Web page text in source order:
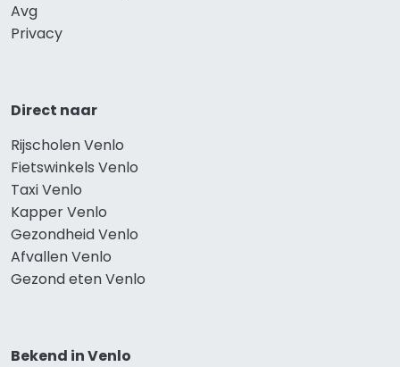
Avg
Privacy
Direct naar
Rijscholen Venlo
Fietswinkels Venlo
Taxi Venlo
Kapper Venlo
Gezondheid Venlo
Afvallen Venlo
Gezond eten Venlo
Bekend in Venlo